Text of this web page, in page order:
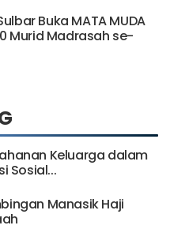
Buka MATA MUDA
Murid Madrasah se-
Keluarga dalam
Sosial...
Manasik Haji